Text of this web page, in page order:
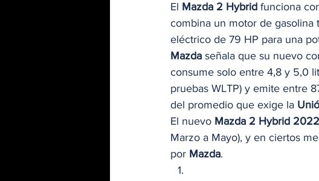
El Mazda 2 Hybrid funciona
combina un motor de gasolina
eléctrico de 79 HP para una
Mazda señala que su nuevo
consume solo entre 4,8 y 5,0
pruebas WLTP) y emite entre
del promedio que exige la
El nuevo Mazda 2 Hybrid 2022
Marzo a Mayo), y en ciertos
por Mazda.